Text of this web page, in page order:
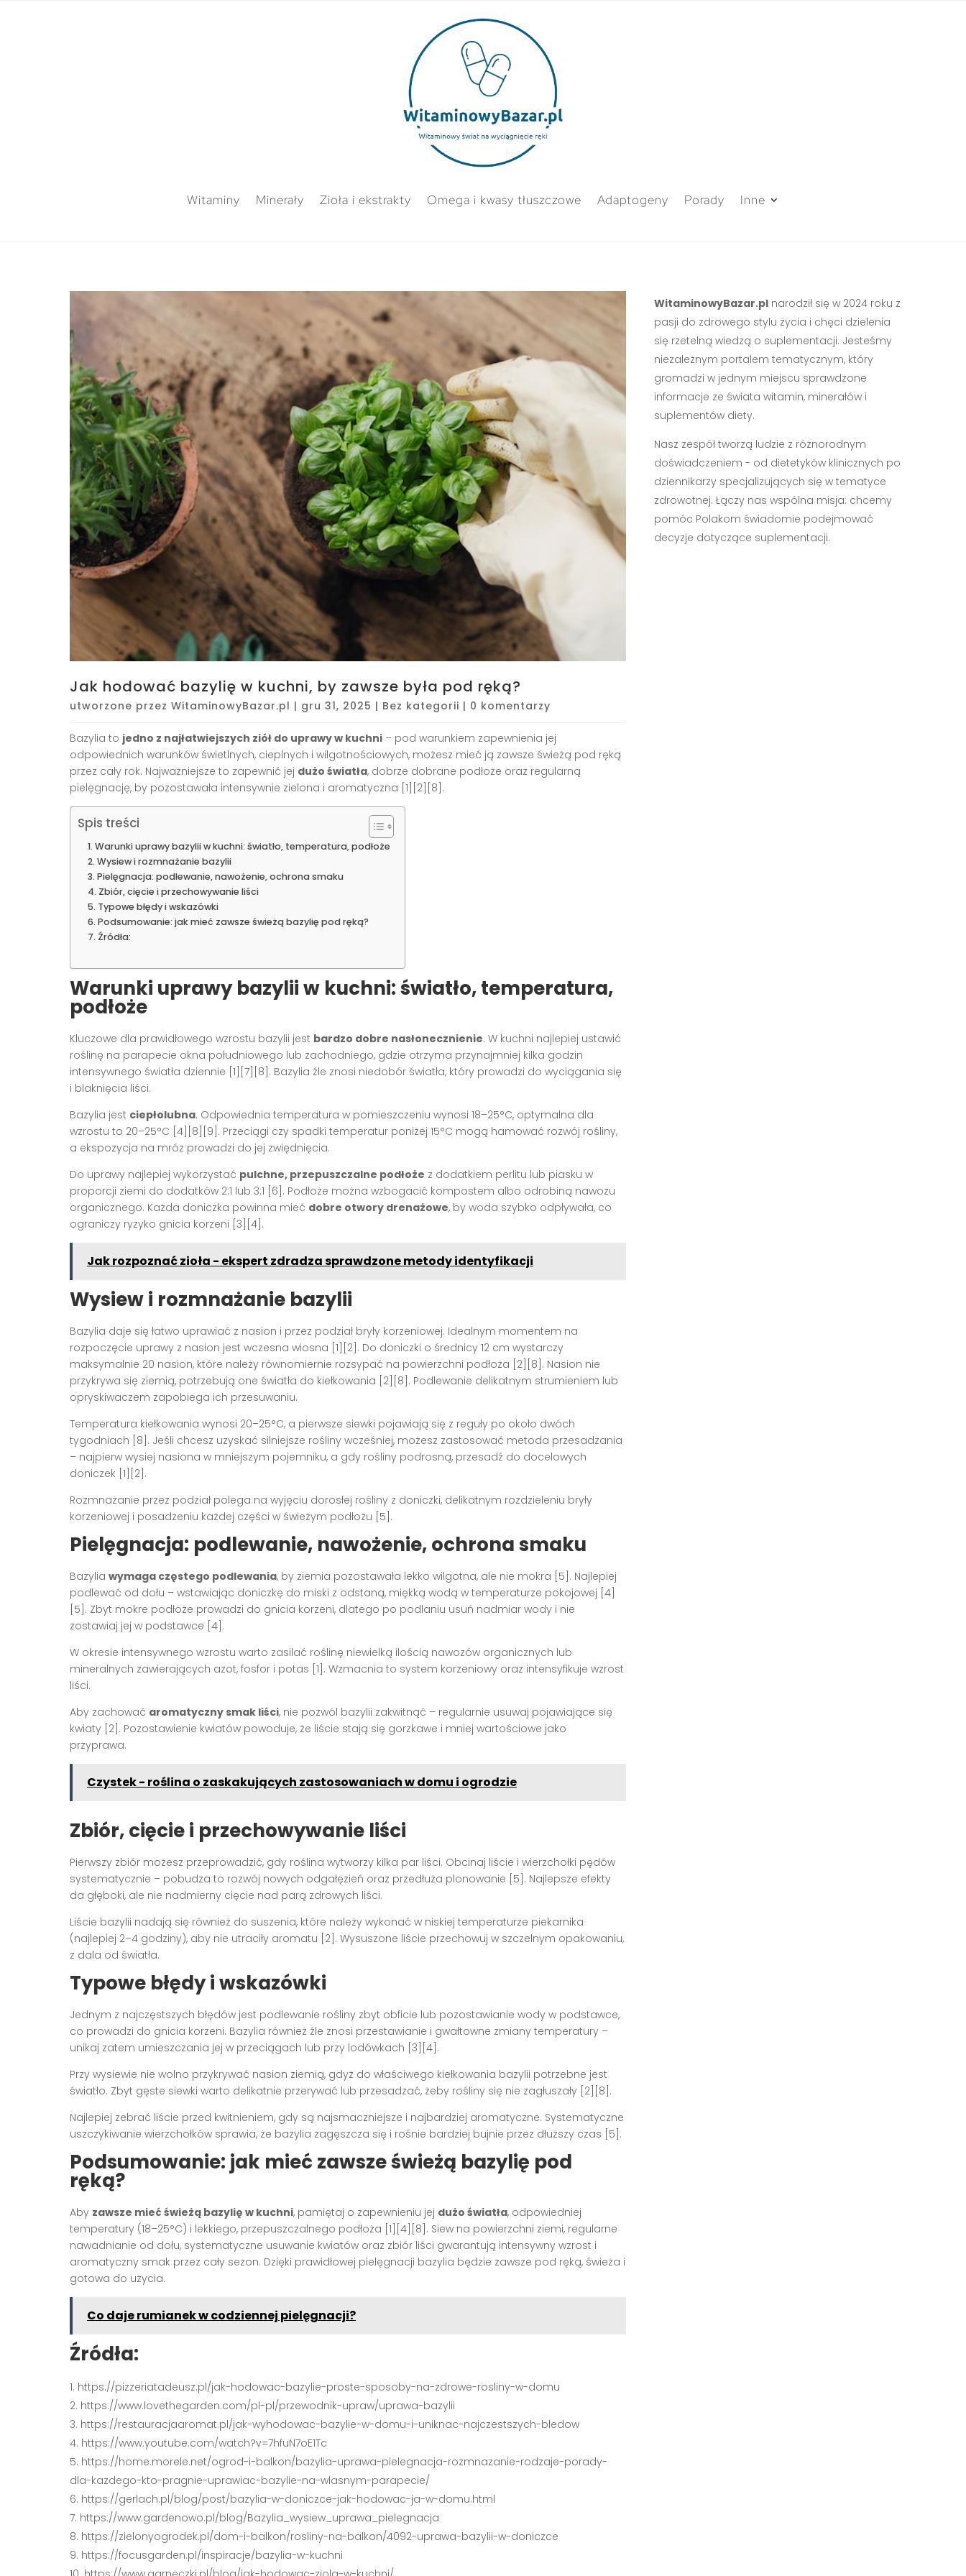
Witaminy Minerały Zioła i ekstrakty Omega i kwasy tłuszczowe Adaptogeny Porady Inne
Jak hodować bazylię w kuchni, by zawsze była pod ręką?
utworzone przez WitaminowyBazar.pl | gru 31, 2025 | Bez kategorii | 0 komentarzy
Bazylia to jedno z najłatwiejszych ziół do uprawy w kuchni – pod warunkiem zapewnienia jej
odpowiednich warunków świetlnych, cieplnych i wilgotnościowych, możesz mieć ją zawsze świeżą pod ręką
przez cały rok. Najważniejsze to zapewnić jej dużo światła, dobrze dobrane podłoże oraz regularną
pielęgnację, by pozostawała intensywnie zielona i aromatyczna [1][2][8] .
Spis treści
Warunki uprawy bazylii w kuchni: światło, temperatura, podłoże
Wysiew i rozmnażanie bazylii
Pielęgnacja: podlewanie, nawożenie, ochrona smaku
Zbiór, cięcie i przechowywanie liści
Typowe błędy i wskazówki
Podsumowanie: jak mieć zawsze świeżą bazylię pod ręką?
Źródła:
Warunki uprawy bazylii w kuchni: światło, temperatura,
podłoże
Kluczowe dla prawidłowego wzrostu bazylii jest bardzo dobre nasłonecznienie. W kuchni najlepiej ustawić
roślinę na parapecie okna południowego lub zachodniego, gdzie otrzyma przynajmniej kilka godzin
intensywnego światła dziennie [1][7][8] . Bazylia źle znosi niedobór światła, który prowadzi do wyciągania się
i blaknięcia liści.
Bazylia jest ciepłolubna. Odpowiednia temperatura w pomieszczeniu wynosi 18–25°C, optymalna dla
wzrostu to 20–25°C [4][8][9] . Przeciągi czy spadki temperatur poniżej 15°C mogą hamować rozwój rośliny,
a ekspozycja na mróz prowadzi do jej zwiędnięcia.
Do uprawy najlepiej wykorzystać pulchne, przepuszczalne podłoże z dodatkiem perlitu lub piasku w
proporcji ziemi do dodatków 2:1 lub 3:1 [6] . Podłoże można wzbogacić kompostem albo odrobiną nawozu
organicznego. Każda doniczka powinna mieć dobre otwory drenażowe, by woda szybko odpływała, co
ograniczy ryzyko gnicia korzeni [3][4] .
Jak rozpoznać zioła - ekspert zdradza sprawdzone metody identyfikacji
Wysiew i rozmnażanie bazylii
Bazylia daje się łatwo uprawiać z nasion i przez podział bryły korzeniowej. Idealnym momentem na
rozpoczęcie uprawy z nasion jest wczesna wiosna [1][2] . Do doniczki o średnicy 12 cm wystarczy
maksymalnie 20 nasion, które należy równomiernie rozsypać na powierzchni podłoża [2][8] . Nasion nie
przykrywa się ziemią, potrzebują one światła do kiełkowania [2][8] . Podlewanie delikatnym strumieniem lub
opryskiwaczem zapobiega ich przesuwaniu.
Temperatura kiełkowania wynosi 20–25°C, a pierwsze siewki pojawiają się z reguły po około dwóch
tygodniach [8] . Jeśli chcesz uzyskać silniejsze rośliny wcześniej, możesz zastosować metoda przesadzania
– najpierw wysiej nasiona w mniejszym pojemniku, a gdy rośliny podrosną, przesadź do docelowych
doniczek [1][2] .
Rozmnażanie przez podział polega na wyjęciu dorosłej rośliny z doniczki, delikatnym rozdzieleniu bryły
korzeniowej i posadzeniu każdej części w świeżym podłożu [5] .
Pielęgnacja: podlewanie, nawożenie, ochrona smaku
Bazylia wymaga częstego podlewania, by ziemia pozostawała lekko wilgotna, ale nie mokra [5] . Najlepiej
podlewać od dołu – wstawiając doniczkę do miski z odstaną, miękką wodą w temperaturze pokojowej [4]
[5] . Zbyt mokre podłoże prowadzi do gnicia korzeni, dlatego po podlaniu usuń nadmiar wody i nie
zostawiaj jej w podstawce [4] .
W okresie intensywnego wzrostu warto zasilać roślinę niewielką ilością nawozów organicznych lub
mineralnych zawierających azot, fosfor i potas [1] . Wzmacnia to system korzeniowy oraz intensyfikuje wzrost
liści.
Aby zachować aromatyczny smak liści, nie pozwól bazylii zakwitnąć – regularnie usuwaj pojawiające się
kwiaty [2] . Pozostawienie kwiatów powoduje, że liście stają się gorzkawe i mniej wartościowe jako
przyprawa.
Czystek - roślina o zaskakujących zastosowaniach w domu i ogrodzie
Zbiór, cięcie i przechowywanie liści
Pierwszy zbiór możesz przeprowadzić, gdy roślina wytworzy kilka par liści. Obcinaj liście i wierzchołki pędów
systematycznie – pobudza to rozwój nowych odgałęzień oraz przedłuża plonowanie [5] . Najlepsze efekty
da głęboki, ale nie nadmierny cięcie nad parą zdrowych liści.
Liście bazylii nadają się również do suszenia, które należy wykonać w niskiej temperaturze piekarnika
(najlepiej 2–4 godziny), aby nie utraciły aromatu [2] . Wysuszone liście przechowuj w szczelnym opakowaniu,
z dala od światła.
Typowe błędy i wskazówki
Jednym z najczęstszych błędów jest podlewanie rośliny zbyt obficie lub pozostawianie wody w podstawce,
co prowadzi do gnicia korzeni. Bazylia również źle znosi przestawianie i gwałtowne zmiany temperatury –
unikaj zatem umieszczania jej w przeciągach lub przy lodówkach [3][4] .
Przy wysiewie nie wolno przykrywać nasion ziemią, gdyż do właściwego kiełkowania bazylii potrzebne jest
światło. Zbyt gęste siewki warto delikatnie przerywać lub przesadzać, żeby rośliny się nie zagłuszały [2][8] .
Najlepiej zebrać liście przed kwitnieniem, gdy są najsmaczniejsze i najbardziej aromatyczne. Systematyczne
uszczykiwanie wierzchołków sprawia, że bazylia zagęszcza się i rośnie bardziej bujnie przez dłuższy czas [5] .
Podsumowanie: jak mieć zawsze świeżą bazylię pod
ręką?
Aby zawsze mieć świeżą bazylię w kuchni, pamiętaj o zapewnieniu jej dużo światła, odpowiedniej
temperatury (18–25°C) i lekkiego, przepuszczalnego podłoża [1][4][8] . Siew na powierzchni ziemi, regularne
nawadnianie od dołu, systematyczne usuwanie kwiatów oraz zbiór liści gwarantują intensywny wzrost i
aromatyczny smak przez cały sezon. Dzięki prawidłowej pielęgnacji bazylia będzie zawsze pod ręką, świeża i
gotowa do użycia.
Co daje rumianek w codziennej pielęgnacji?
Źródła:
https://pizzeriatadeusz.pl/jak-hodowac-bazylie-proste-sposoby-na-zdrowe-rosliny-w-domu
https://www.lovethegarden.com/pl-pl/przewodnik-upraw/uprawa-bazylii
https://restauracjaaromat.pl/jak-wyhodowac-bazylie-w-domu-i-uniknac-najczestszych-bledow
https://www.youtube.com/watch?v=7hfuN7oE1Tc
https://home.morele.net/ogrod-i-balkon/bazylia-uprawa-pielegnacja-rozmnazanie-rodzaje-porady-
dla-kazdego-kto-pragnie-uprawiac-bazylie-na-wlasnym-parapecie/
https://gerlach.pl/blog/post/bazylia-w-doniczce-jak-hodowac-ja-w-domu.html
https://www.gardenowo.pl/blog/Bazylia_wysiew_uprawa_pielegnacja
https://zielonyogrodek.pl/dom-i-balkon/rosliny-na-balkon/4092-uprawa-bazylii-w-doniczce
https://focusgarden.pl/inspiracje/bazylia-w-kuchni
WitaminowyBazar.plnarodził się w 2024 roku z
pasji do zdrowego stylu życia i chęci dzielenia
się rzetelną wiedzą o suplementacji. Jesteśmy
niezależnym portalem tematycznym, który
gromadzi w jednym miejscu sprawdzone
informacje ze świata witamin, minerałów i
suplementów diety.
Nasz zespół tworzą ludzie z różnorodnym
doświadczeniem - od dietetyków klinicznych po
dziennikarzy specjalizujących się w tematyce
zdrowotnej. Łączy nas wspólna misja: chcemy
pomóc Polakom świadomie podejmować
decyzje dotyczące suplementacji.